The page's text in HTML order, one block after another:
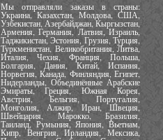
Мы отправляли заказы в страны:
Украина, Казахстан, Молдова, США,
Узбекистан, Азербайджан, Кыргызстан,
Армения, Германия, Латвия, Израиль,
Таджикистан, Эстония, Грузия, Турция,
Туркменистан, Великобритания, Литва,
Италия, Чехия, Франция, Польша,
Болгария, Дания, Китай, Испания,
Норвегия, Канада, Финляндия, Египет,
Нидерланды, Объединённые Арабские
Эмираты, Греция, Южная Корея,
Австрия, Бельгия, Португалия,
Монголия, Алжир, Иран, Швеция,
Швейцария, Марокко, Бразилия,
Таиланд, Румыния, Япония, Вьетнам,
Кипр, Венгрия, Ирландия, Мексика,